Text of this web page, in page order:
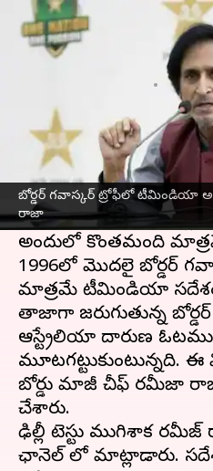
బోర్డర్ గవాస్కర్ ట్రోఫీలో టీమిండియా
రాజా
ఆ ఇద్దరు ఉంటే
ఓడించడం
Feb 21,
ఈ వార్తాకథనం ఏంటి
స్వదేశంలో టీమిండియాను
ఓ కలగా మారుతోంది.
టీంలు, లెజెండరీ ఆటగాళ్లు
అందులో కొంతమంది
1996లో మొదలై బోర్డర్
మాత్రమే టీమిండియా
తాజాగా జరుగుతున్న
ఆస్ట్రేలియా దారుణ
మూటగట్టుకుంటున్నది.
బోర్డు మాజీ చీఫ్ రమీజా రాజా
చేశారు.
ఢిల్లీ టెస్టు ముగిశాక
ఛానెల్ లో మాట్లాడారు.